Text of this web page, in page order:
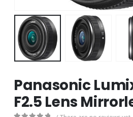
Panasonic
F2.5 Lens